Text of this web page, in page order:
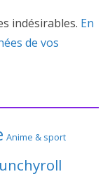
indésirables. En
de vos
Anime & sport